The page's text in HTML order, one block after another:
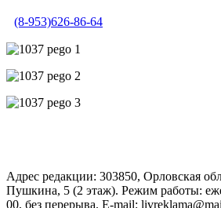
(8-953)626-86-64
Адрес редакции: 303850, Орловская
Пушкина, 5 (2 этаж). Режим работы:
00, без перерыва. E-mail: